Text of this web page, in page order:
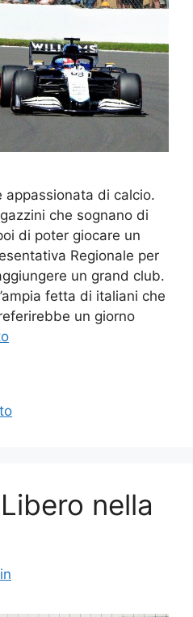
di calcio.
che sognano di
di poter giocare un
Regionale per
un grand club.
fetta di italiani che
un giorno
nella